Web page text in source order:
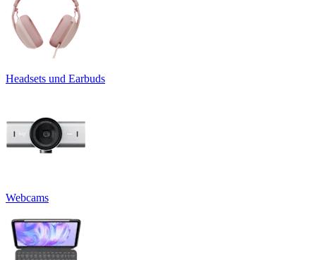
Headsets und Earbuds
Webcams